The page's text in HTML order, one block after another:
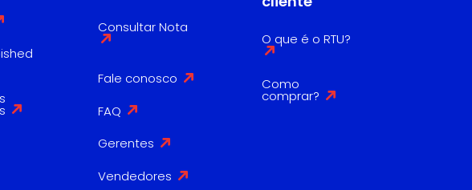
Consultar Nota
Fale conosco
FAQ
Gerentes
Vendedores
O que é o RTU?
Como
comprar?